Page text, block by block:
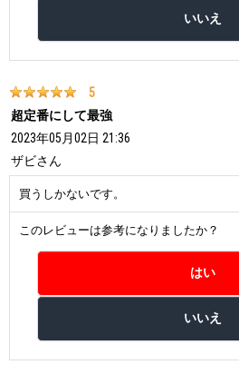
5
超定番にして最強
2023年05月02日 21:36
ザビさん
買うしかないです。
このレビューは参考になりましたか？